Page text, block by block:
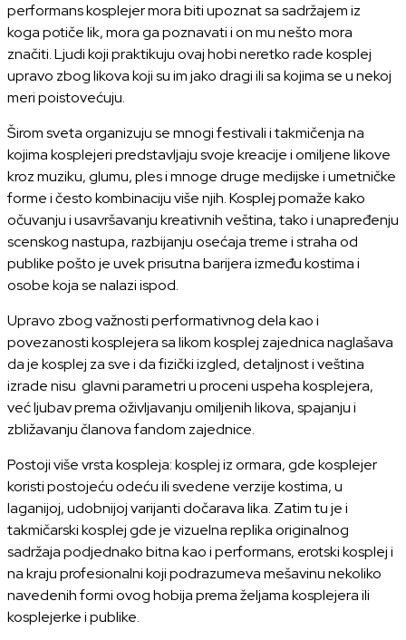
performans kosplejer mora biti upoznat sa sadržajem iz
koga potiče lik, mora ga poznavati i on mu nešto mora
značiti. Ljudi koji praktikuju ovaj hobi neretko rade kosplej
upravo zbog likova koji su im jako dragi ili sa kojima se u nekoj
meri poistovećuju.
Širom sveta organizuju se mnogi festivali i takmičenja na
kojima kosplejeri predstavljaju svoje kreacije i omiljene likove
kroz muziku, glumu, ples i mnoge druge medijske i umetničke
forme i često kombinaciju više njih. Kosplej pomaže kako
očuvanju i usavršavanju kreativnih veština, tako i unapređenju
scenskog nastupa, razbijanju osećaja treme i straha od
publike pošto je uvek prisutna barijera između kostima i
osobe koja se nalazi ispod.
Upravo zbog važnosti performativnog dela kao i
povezanosti kosplejera sa likom kosplej zajednica naglašava
da je kosplej za sve i da fizički izgled, detaljnost i veština
izrade nisu glavni parametri u proceni uspeha kosplejera,
već ljubav prema oživljavanju omiljenih likova, spajanju i
zbližavanju članova fandom zajednice.
Postoji više vrsta kospleja: kosplej iz ormara, gde kosplejer
koristi postojeću odeću ili svedene verzije kostima, u
laganijoj, udobnijoj varijanti dočarava lika. Zatim tu je i
takmičarski kosplej gde je vizuelna replika originalnog
sadržaja podjednako bitna kao i performans, erotski kosplej i
na kraju profesionalni koji podrazumeva mešavinu nekoliko
navedenih formi ovog hobija prema željama kosplejera ili
kosplejerke i publike.